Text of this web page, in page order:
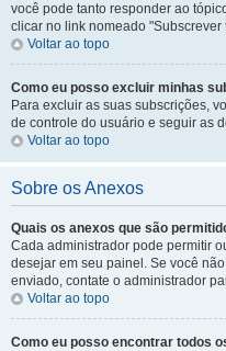
você pode tanto responder ao
clicar no link nomeado
Voltar ao topo
Como eu posso excluir minhas
Para excluir as suas subscrições,
de controle do usuário e seguir as
Voltar ao topo
Sobre os Anexos
Quais os anexos que são
Cada administrador pode permitir
desejar em seu painel. Se você
enviado, contate o administrador
Voltar ao topo
Como eu posso encontrar todos